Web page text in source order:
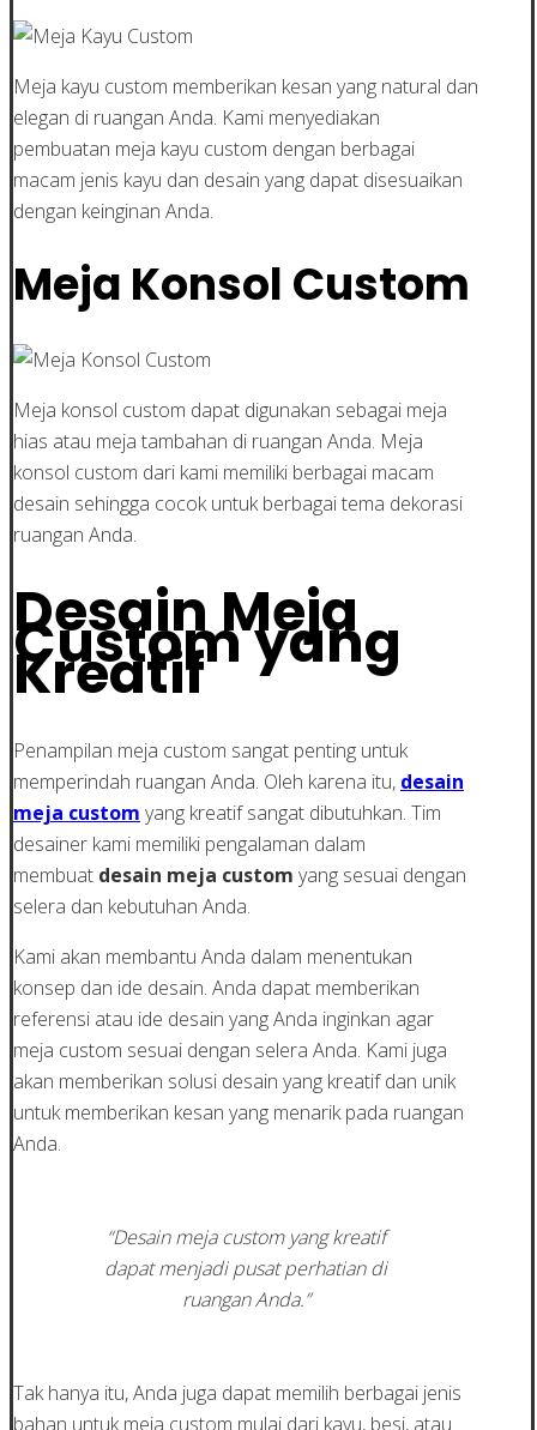
Meja kayu custom memberikan kesan yang natural dan
elegan di ruangan Anda. Kami menyediakan
pembuatan meja kayu custom dengan berbagai
macam jenis kayu dan desain yang dapat disesuaikan
dengan keinginan Anda.
Meja Konsol Custom
Meja konsol custom dapat digunakan sebagai meja
hias atau meja tambahan di ruangan Anda. Meja
konsol custom dari kami memiliki berbagai macam
desain sehingga cocok untuk berbagai tema dekorasi
ruangan Anda.
Desain Meja
Custom yang
Kreatif
Penampilan meja custom sangat penting untuk
memperindah ruangan Anda. Oleh karena itu, desain
meja custom yang kreatif sangat dibutuhkan. Tim
desainer kami memiliki pengalaman dalam
membuat desain meja custom yang sesuai dengan
selera dan kebutuhan Anda.
Kami akan membantu Anda dalam menentukan
konsep dan ide desain. Anda dapat memberikan
referensi atau ide desain yang Anda inginkan agar
meja custom sesuai dengan selera Anda. Kami juga
akan memberikan solusi desain yang kreatif dan unik
untuk memberikan kesan yang menarik pada ruangan
Anda.
“Desain meja custom yang kreatif
dapat menjadi pusat perhatian di
ruangan Anda.”
Tak hanya itu, Anda juga dapat memilih berbagai jenis
bahan untuk meja custom mulai dari kayu, besi, atau